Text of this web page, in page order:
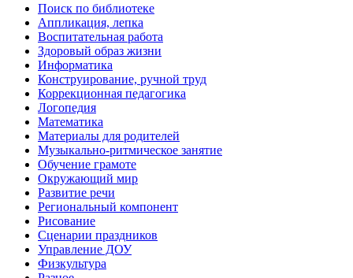
Поиск по библиотеке
Аппликация, лепка
Воспитательная работа
Здоровый образ жизни
Информатика
Конструирование, ручной труд
Коррекционная педагогика
Логопедия
Математика
Материалы для родителей
Музыкально-ритмическое занятие
Обучение грамоте
Окружающий мир
Развитие речи
Региональный компонент
Рисование
Сценарии праздников
Управление ДОУ
Физкультура